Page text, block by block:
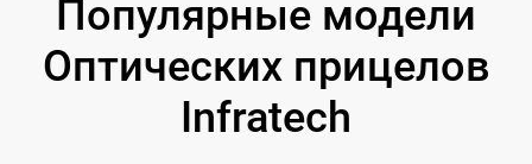
Популярные модели
Оптических прицелов
Infratech